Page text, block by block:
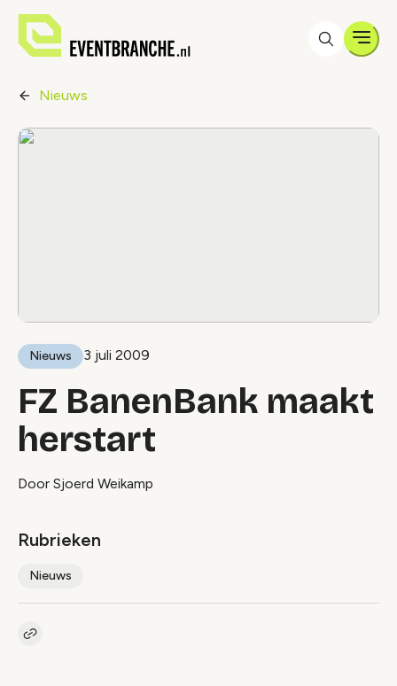
Nieuws
Nieuws 3 juli 2009
FZ BanenBank maakt
herstart
Door Sjoerd Weikamp
Rubrieken
Nieuws
Kopieer link naar artikel